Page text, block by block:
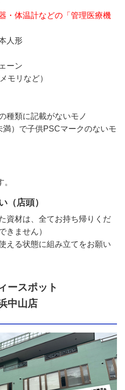
・体温計などの「管理医療機
人形
ーン
モリなど）
種類に記載がないモノ
）で子供PSCマークのないモ
（店頭）
資材は、全てお持ち帰りくだ
きません）
える状態に組み立てをお願い
ースポット
中山店